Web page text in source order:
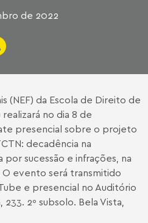
de 2022
(NEF) da Escola de Direito de
realizará no dia 8 de
presencial sobre o projeto
decadência na
sucessão e infrações, na
O evento será transmitido
e presencial no Auditório
233. 2º subsolo. Bela Vista,